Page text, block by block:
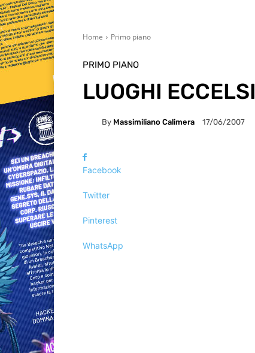
Home Primo piano
PRIMO PIANO
LUOGHI ECCELSI
By Massimiliano Calimera 17/06/2007
Facebook
Twitter
Pinterest
WhatsApp